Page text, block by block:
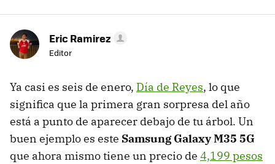
Eric Ramirez
Editor
Ya casi es seis de enero, Día de Reyes, lo que
significa que la primera gran sorpresa del año
está a punto de aparecer debajo de tu árbol. Un
buen ejemplo es este Samsung Galaxy M35 5G
que ahora mismo tiene un precio de 4,199 pesos